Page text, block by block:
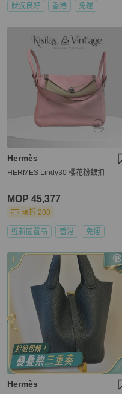
狀況良好 香港 免運
Hermès
HERMES Lindy30 櫻花粉銀扣
MOP 45,377
現折 200
近新閒置品 香港 免運
Hermès